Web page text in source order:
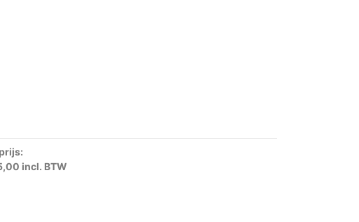
incl. BTW